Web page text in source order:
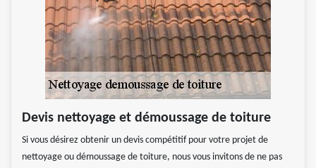
Devis nettoyage et démoussage de toiture
Si vous désirez obtenir un devis compétitif pour votre projet de
nettoyage ou démoussage de toiture, nous vous invitons de ne pas